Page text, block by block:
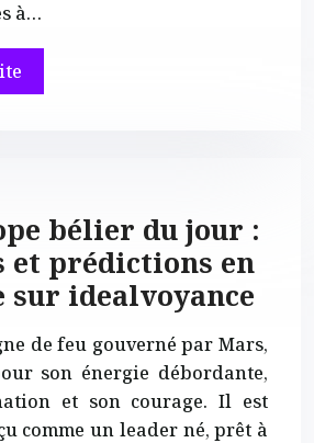
à…
bélier du jour :
et prédictions en
sur idealvoyance
de feu gouverné par Mars,
son énergie débordante,
et son courage. Il est
comme un leader né, prêt à